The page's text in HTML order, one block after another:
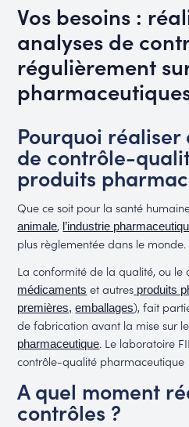
Vos besoins :
analyses de
régulièrement
Pourquoi réaliser
de contrôle-
produits
Que ce soit pour la santé
animale, l’industrie
plus règlementée dans le monde.
La conformité de la qualité, ou
médicaments et autres produits
premières, emballages), fait
de fabrication avant la mise sur
pharmaceutique. Le laboratoire
contrôle-qualité pharmaceutique
A quel moment
contrôles ?